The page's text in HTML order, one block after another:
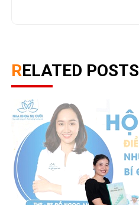
RELATED POSTS